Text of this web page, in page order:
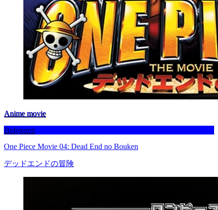
Anime movie
Befejezett
One Piece Movie 04: Dead End no Bouken
デッドエンドの冒険